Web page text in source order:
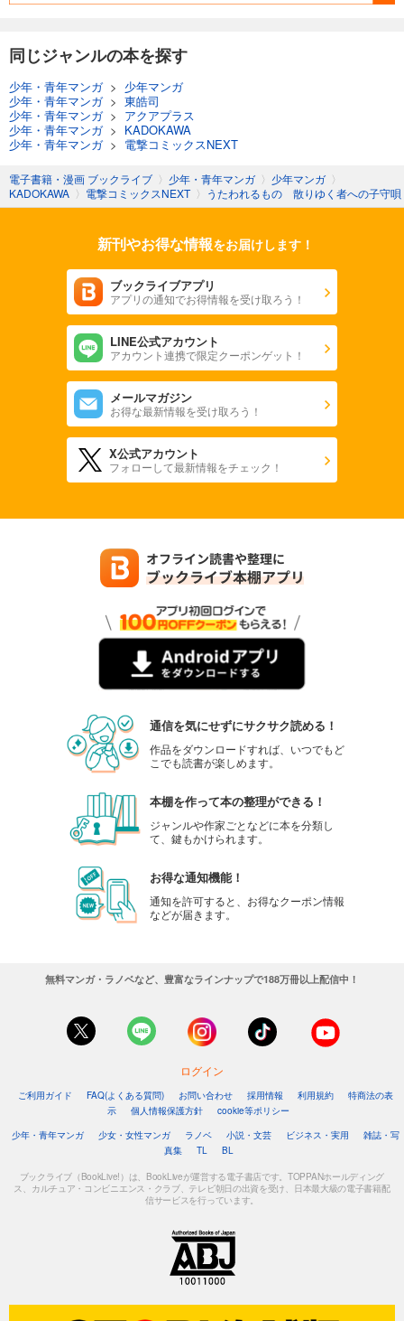
同じジャンルの本を探す
少年・青年マンガ> 少年マンガ
少年・青年マンガ> 東皓司
少年・青年マンガ> アクアプラス
少年・青年マンガ> KADOKAWA
少年・青年マンガ> 電撃コミックスNEXT
電子書籍・漫画 ブックライブ 〉 少年・青年マンガ 〉 少年マンガ 〉
KADOKAWA 〉 電撃コミックスNEXT 〉 うたわれるもの 散りゆく者への子守唄
新刊やお得な情報をお届けします！
ブックライブアプリ
アプリの通知でお得情報を受け取ろう！
LINE公式アカウント
アカウント連携で限定クーポンゲット！
メールマガジン
お得な最新情報を受け取ろう！
X公式アカウント
フォローして最新情報をチェック！
通信を気にせずにサクサク読める！
作品をダウンロードすれば、いつでもど
こでも読書が楽しめます。
本棚を作って本の整理ができる！
ジャンルや作家ごとなどに本を分類し
て、鍵もかけられます。
お得な通知機能！
通知を許可すると、お得なクーポン情報
などが届きます。
無料マンガ・ラノベなど、豊富なラインナップで188万冊以上配信中！
ログイン
ご利用ガイド FAQ(よくある質問) お問い合わせ 採用情報 利用規約
特商法の表
示
個人情報保護方針
cookie等ポリシー
少年・青年マンガ
少女・女性マンガ ラノベ 小説・文芸 ビジネス・実用
雑誌・写
真集
TL BL
ブックライブ（BookLive!）は、BookLiveが運営する電子書店です。TOPPANホールディング
ス、カルチュア・コンビニエンス・クラブ、テレビ朝日の出資を受け、日本最大級の電子書籍配
信サービスを行っています。